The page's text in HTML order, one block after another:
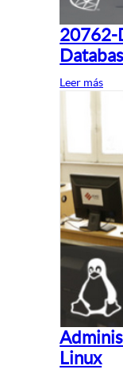
20762-
Leer más
Linux